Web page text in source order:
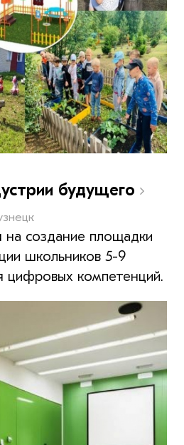
будущего
на создание площадки
школьников 5-9
цифровых компетенций.